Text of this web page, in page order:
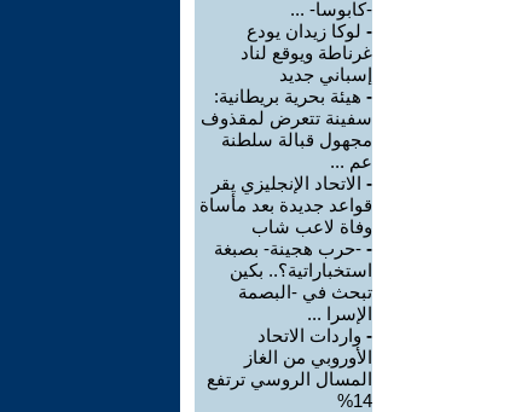
-كابوسا- ...
- لوكا زيدان يودع
غرناطة ويوقع لناد
إسباني جديد
- هيئة بحرية بريطانية:
سفينة تتعرض لمقذوف
مجهول قبالة سلطنة
عم ...
- الاتحاد الإنجليزي يقر
قواعد جديدة بعد مأساة
وفاة لاعب شاب
- -حرب هجينة- بصبغة
استخباراتية؟.. بكين
تبحث في -البصمة
الإسرا ...
- واردات الاتحاد
الأوروبي من الغاز
المسال الروسي ترتفع
14%